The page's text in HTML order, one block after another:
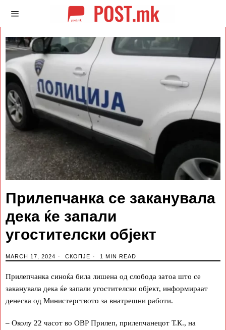
Прилепчанка се заканувала
дека ќе запали
угостителски објект
MARCH 17, 2024 СКОПЈЕ 1 MIN READ
Прилепчанка синоќа била лишена од слобода затоа што се
заканувала дека ќе запали угостителски објект, информираат
денеска од Министерството за внатрешни работи.
– Околу 22 часот во ОВР Прилеп, прилепчанецот Т.К., на